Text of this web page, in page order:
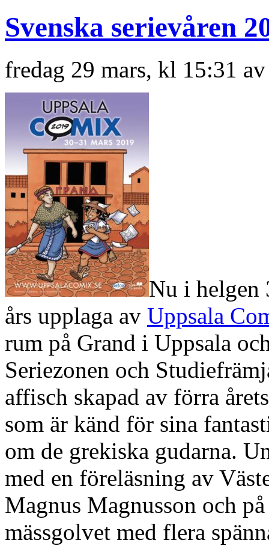
Svenska serievåren
fredag 29 mars, kl 15:31
Nu i helgen
års upplaga av Uppsala
rum på Grand i Uppsala
Seriezonen och
affisch skapad av förra
som är känd för sina
om de grekiska gudarna.
med en föreläsning av
Magnus Magnusson och
mässgolvet med flera